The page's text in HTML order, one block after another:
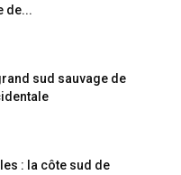
de...
sud sauvage de
: la côte sud de